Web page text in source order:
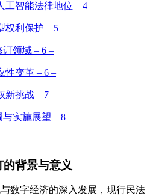
工智能法律地位 – 4 –
权利保护 – 5 –
领域 – 6 –
性变革 – 6 –
新挑战 – 7 –
实施展望 – 8 –
背景与意义
数字经济的深入发展，现行民法